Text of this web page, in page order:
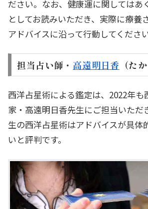
ださい。なお、健康運に関してはあ
としてお読みいただき、実際に療養
アドバイスに沿って行動してください
担当占い師・ 高遠明日香 （た
西洋占星術による鑑定は、2022年
家・高遠明日香先生にご担当いただ
生の西洋占星術はアドバイスが具体
いと評判です。